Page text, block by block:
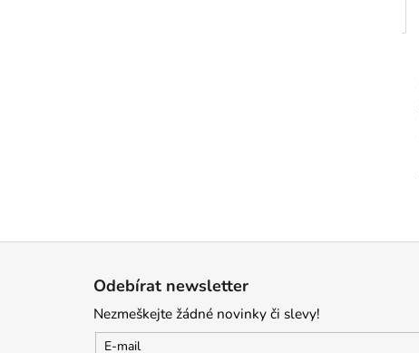
Odebírat newsletter
Nezmeškejte žádné novinky či slevy!
E-mail